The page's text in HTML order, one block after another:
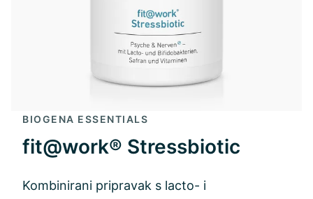
BIOGENA ESSENTIALS
fit@work® Stressbiotic
Kombinirani pripravak s lacto- i